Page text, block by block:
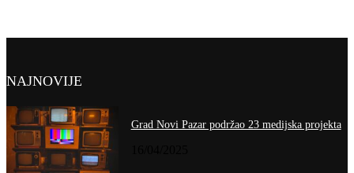
NAJNOVIJE
Grad Novi Pazar podržao 23 medijska projekta